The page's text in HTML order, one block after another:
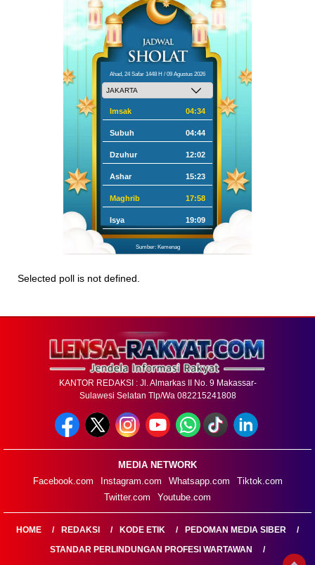
Ahad, 24 Safar 1448 H / 09 Agustus 2026
Imsak 04:34
Subuh 04:44
Dzuhur 12:02
Ashar 15:23
Maghrib 17:58
Isya 19:09
Sumber: Kemenag
Selected poll is not defined.
KANTOR REDAKSI : Jl. Almarkas II No. 9 Makassar-
Sulawesi Selatan Tlp/Wa 082215241808
MEDIA NETWORK
Facebook.com
Instagram.com Whatsapp.com
Tiktok.com
Twitter.com
Youtube.com
HOME REDAKSI KODE ETIK
PEDOMAN MEDIA SIBER
STANDAR PERLINDUNGAN PROFESI WARTAWAN